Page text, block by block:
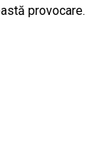
provocare.